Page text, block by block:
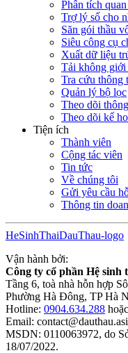
Phân tích
Trợ lý số cho
Săn gói thầu
Siêu công cụ
Xuất dữ liệu
Tải không
Tra cứu thông
Quản lý bộ lọc
Theo dõi
Theo dõi kế
Tiện ích
Thành viên
Cộng tác viên
Tin tức
Về chúng tôi
Gửi yêu cầu
Thông tin
HeSinhThaiDauThau-logo
Vận hành bởi:
Công ty cổ phần Hệ
Tầng 6, toà nhà hỗn hợp
Phường Hà Đông, TP Hà
Hotline: 0904.634.288 hoặc
Email:
MSDN: 0110063972, do
18/07/2022.